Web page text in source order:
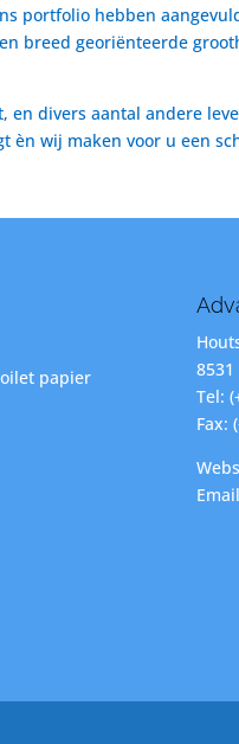
portfolio hebben
breed georiënteerde
en divers aantal andere
èn wij maken voor u een
papier
8531
Tel:
Fax: